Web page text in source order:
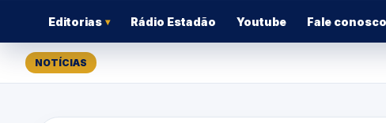
Editorias ▾ Rádio Estadão Youtube Fale conosco
NOTÍCIAS